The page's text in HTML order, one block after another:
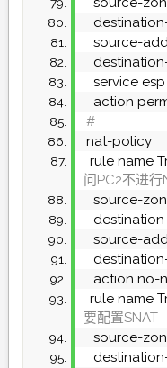
source-
  service esp
action
#
nat-policy
rule name
问PC2不进行
source-
source-
action no-
rule name
要配置SNAT
source-